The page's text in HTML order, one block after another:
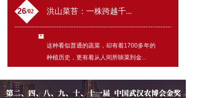
26/02 洪山菜苔：一株跨越千...
这种看似普通的蔬菜，却有着1700多年的
种植历史，更有着从人间所啖菜到金...